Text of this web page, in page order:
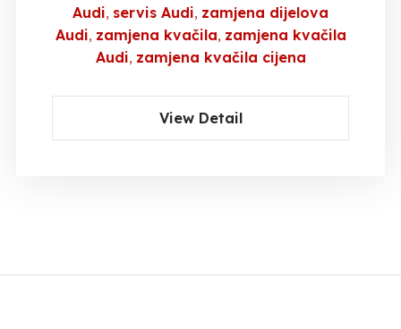
Audi servis Audi zamjena dijelova
Audi zamjena kvačila zamjena kvačila
Audi zamjena kvačila cijena
View Detail